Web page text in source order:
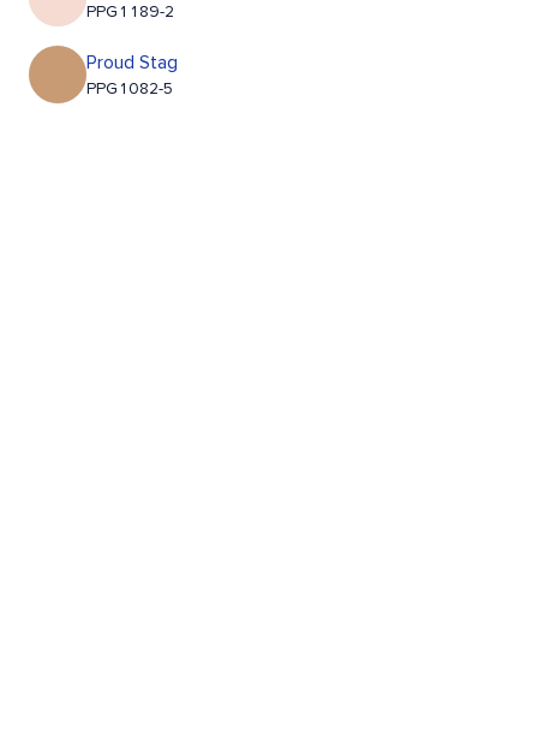
PPG1189-2
Proud Stag
PPG1082-5